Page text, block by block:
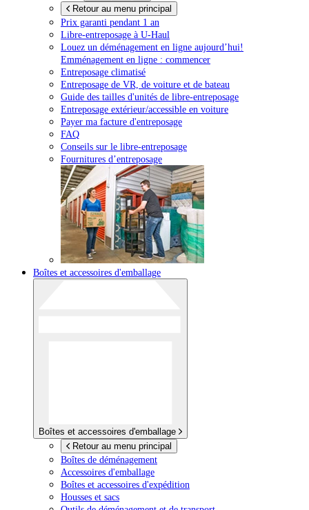
Retour au menu principal
Prix garanti pendant 1 an
Libre-entreposage à U-Haul
Louez un déménagement en ligne aujourd’hui!
Emménagement en ligne : commencer
Entreposage climatisé
Entreposage de VR, de voiture et de bateau
Guide des tailles d'unités de libre-entreposage
Entreposage extérieur/accessible en voiture
Payer ma facture d'entreposage
FAQ
Conseils sur le libre-entreposage
Fournitures d’entreposage
Boîtes et accessoires d'emballage
Boîtes et accessoires d'emballage
Retour au menu principal
Boîtes de déménagement
Accessoires d'emballage
Boîtes et accessoires d'expédition
Housses et sacs